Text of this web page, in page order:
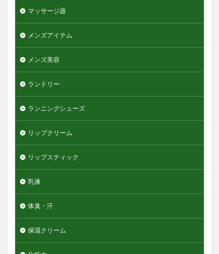
マッサージ器
メンズアイテム
メンズ美容
ランドリー
ランニングシューズ
リップクリーム
リップスティック
乳液
体臭・汗
保湿クリーム